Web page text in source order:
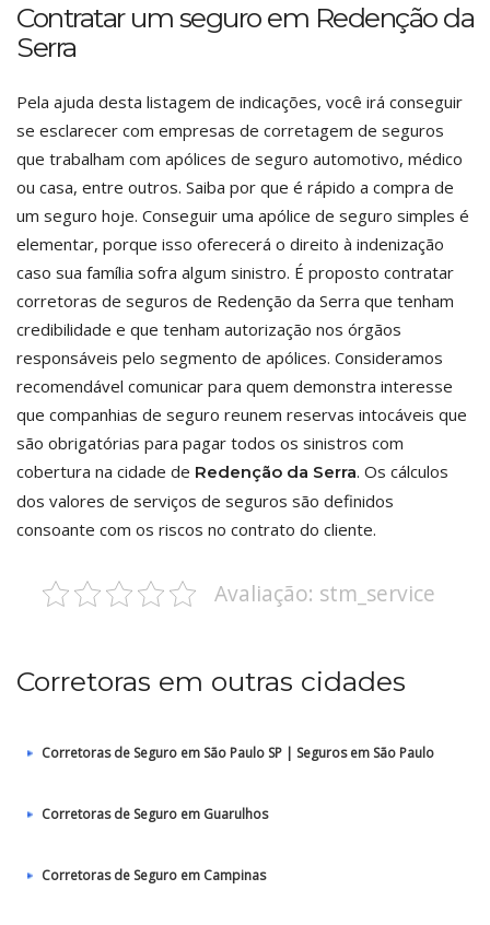
Contratar um seguro em Redenção da
Serra
Pela ajuda desta listagem de indicações, você irá conseguir
se esclarecer com empresas de corretagem de seguros
que trabalham com apólices de seguro automotivo, médico
ou casa, entre outros. Saiba por que é rápido a compra de
um seguro hoje. Conseguir uma apólice de seguro simples é
elementar, porque isso oferecerá o direito à indenização
caso sua família sofra algum sinistro. É proposto contratar
corretoras de seguros de Redenção da Serra que tenham
credibilidade e que tenham autorização nos órgãos
responsáveis pelo segmento de apólices. Consideramos
recomendável comunicar para quem demonstra interesse
que companhias de seguro reunem reservas intocáveis que
são obrigatórias para pagar todos os sinistros com
cobertura na cidade de Redenção da Serra. Os cálculos
dos valores de serviços de seguros são definidos
consoante com os riscos no contrato do cliente.
Avaliação: stm_service
Corretoras em outras cidades
Corretoras de Seguro em São Paulo SP | Seguros em São Paulo
Corretoras de Seguro em Guarulhos
Corretoras de Seguro em Campinas